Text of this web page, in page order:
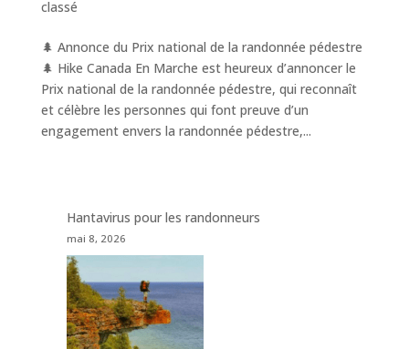
classé
🌲 Annonce du Prix national de la randonnée pédestre
🌲 Hike Canada En Marche est heureux d’annoncer le
Prix national de la randonnée pédestre, qui reconnaît
et célèbre les personnes qui font preuve d’un
engagement envers la randonnée pédestre,...
Hantavirus pour les randonneurs
mai 8, 2026